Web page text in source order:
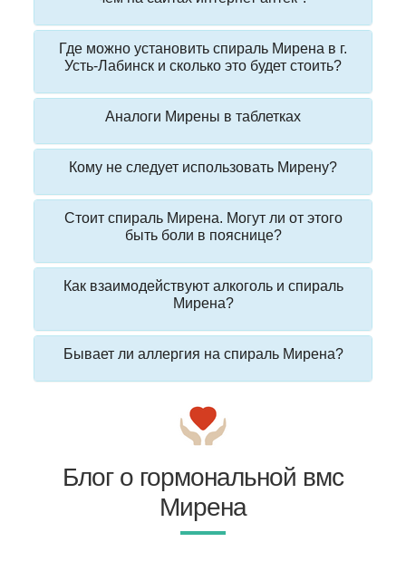
Где можно установить спираль Мирена в г.
Усть-Лабинск и сколько это будет стоить?
Аналоги Мирены в таблетках
Кому не следует использовать Мирену?
Стоит спираль Мирена. Могут ли от этого
быть боли в пояснице?
Как взаимодействуют алкоголь и спираль
Мирена?
Бывает ли аллергия на спираль Мирена?
Блог о гормональной вмс
Мирена